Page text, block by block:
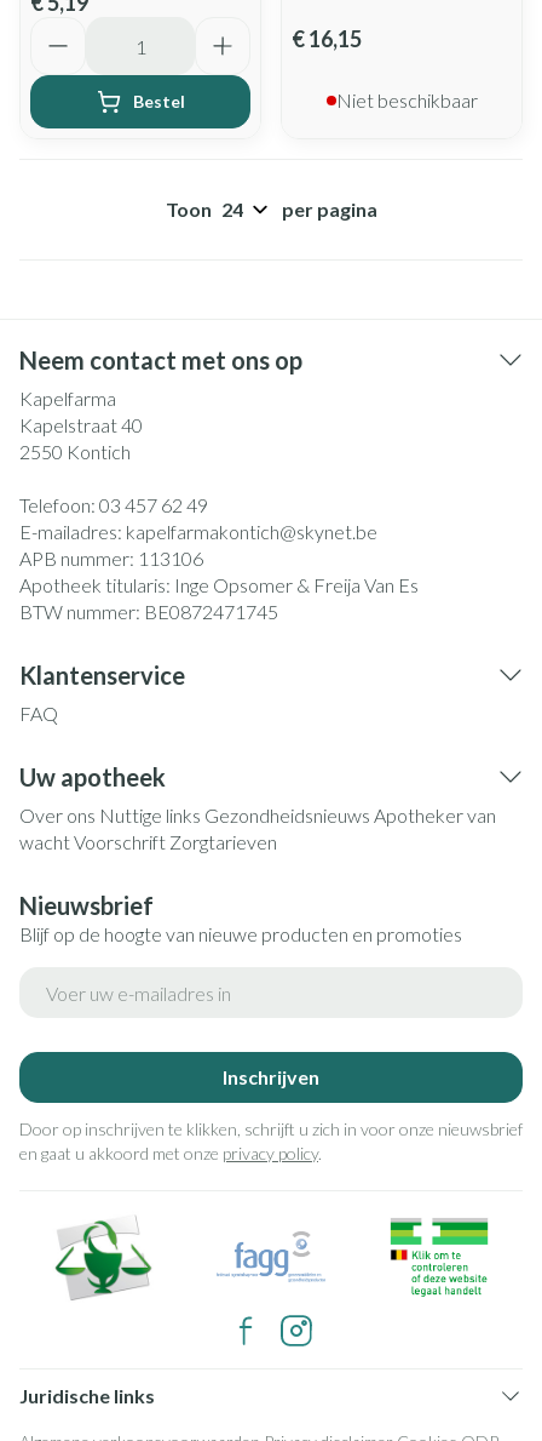
Bestel
€ 16,15
Niet beschikbaar
Toon per pagina
Neem contact met ons op
Kapelfarma
Kapelstraat 40
2550 Kontich
Telefoon: 03 457 62 49
E-mailadres: kapelfarmakontich@skynet.be
APB nummer: 113106
Apotheek titularis: Inge Opsomer & Freija Van Es
BTW nummer: BE0872471745
Klantenservice
FAQ
Uw apotheek
Over ons Nuttige links Gezondheidsnieuws Apotheker van
wachtVoorschrift Zorgtarieven
Nieuwsbrief
Blijf op de hoogte van nieuwe producten en promoties
Inschrijven
Door op inschrijven te klikken, schrijft u zich in voor onze nieuwsbrief
en gaat u akkoord met onze privacy policy.
Juridische links